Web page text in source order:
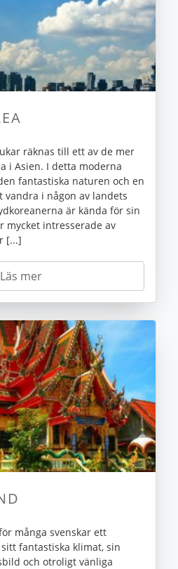
räknas till ett av de mer
i Asien. I detta moderna
fantastiska naturen och en
i någon av landets
är kända för sin
mycket intresserade av
[...]
Läs mer
många svenskar ett
fantastiska klimat, sin
och otroligt vänliga